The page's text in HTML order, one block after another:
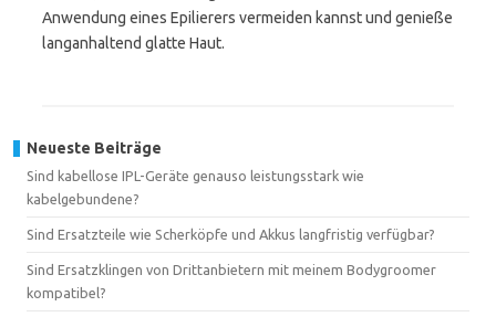
Anwendung eines Epilierers vermeiden kannst und genieße
langanhaltend glatte Haut.
Neueste Beiträge
Sind kabellose IPL-Geräte genauso leistungsstark wie
kabelgebundene?
Sind Ersatzteile wie Scherköpfe und Akkus langfristig verfügbar?
Sind Ersatzklingen von Drittanbietern mit meinem Bodygroomer
kompatibel?